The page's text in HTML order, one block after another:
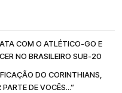
COM O ATLÉTICO-GO E
NO BRASILEIRO SUB-20
DO CORINTHIANS,
DE VOCÊS...”